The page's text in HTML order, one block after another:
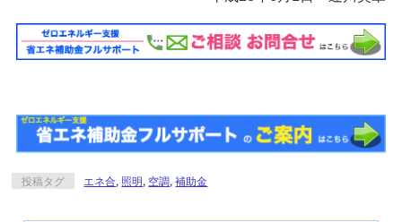
投稿タグ エネ合, 照明, 空調,補助金